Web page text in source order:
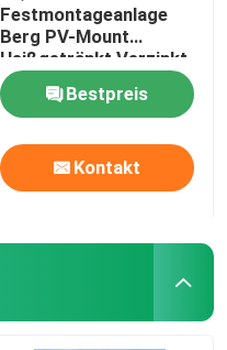
Festmontageanlage
Berg PV-Mount
Heißgetränkt Verzinkt
und Al-Mg-Zn Plattiert
Bestpreis
Kontakt